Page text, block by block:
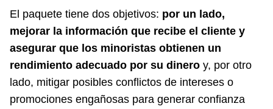
El paquete tiene dos objetivos: por un lado,
mejorar la información que recibe el cliente y
asegurar que los minoristas obtienen un
rendimiento adecuado por su dinero y, por otro
lado, mitigar posibles conflictos de intereses o
promociones engañosas para generar confianza